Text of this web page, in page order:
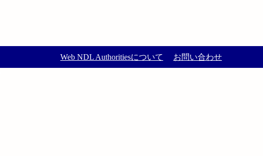
Web NDL Authoritiesについて お問い合わせ